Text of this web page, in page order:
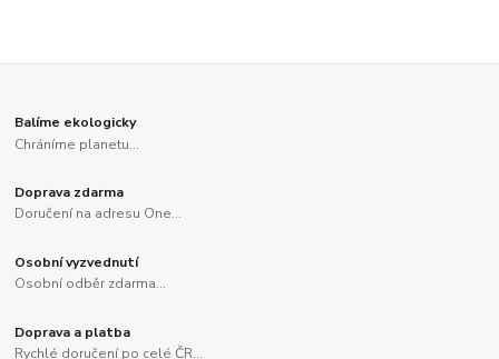
Balíme ekologicky
Chráníme planetu...
Doprava zdarma
Doručení na adresu One...
Osobní vyzvednutí
Osobní odběr zdarma...
Doprava a platba
Rychlé doručení po celé ČR...